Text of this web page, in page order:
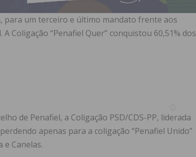
um terceiro e último mandato frente aos
Coligação “Penafiel Quer” conquistou 60,51% dos
de Penafiel, a Coligação PSD/CDS-PP, liderada
apenas para a coligação “Penafiel Unido”
e Canelas.